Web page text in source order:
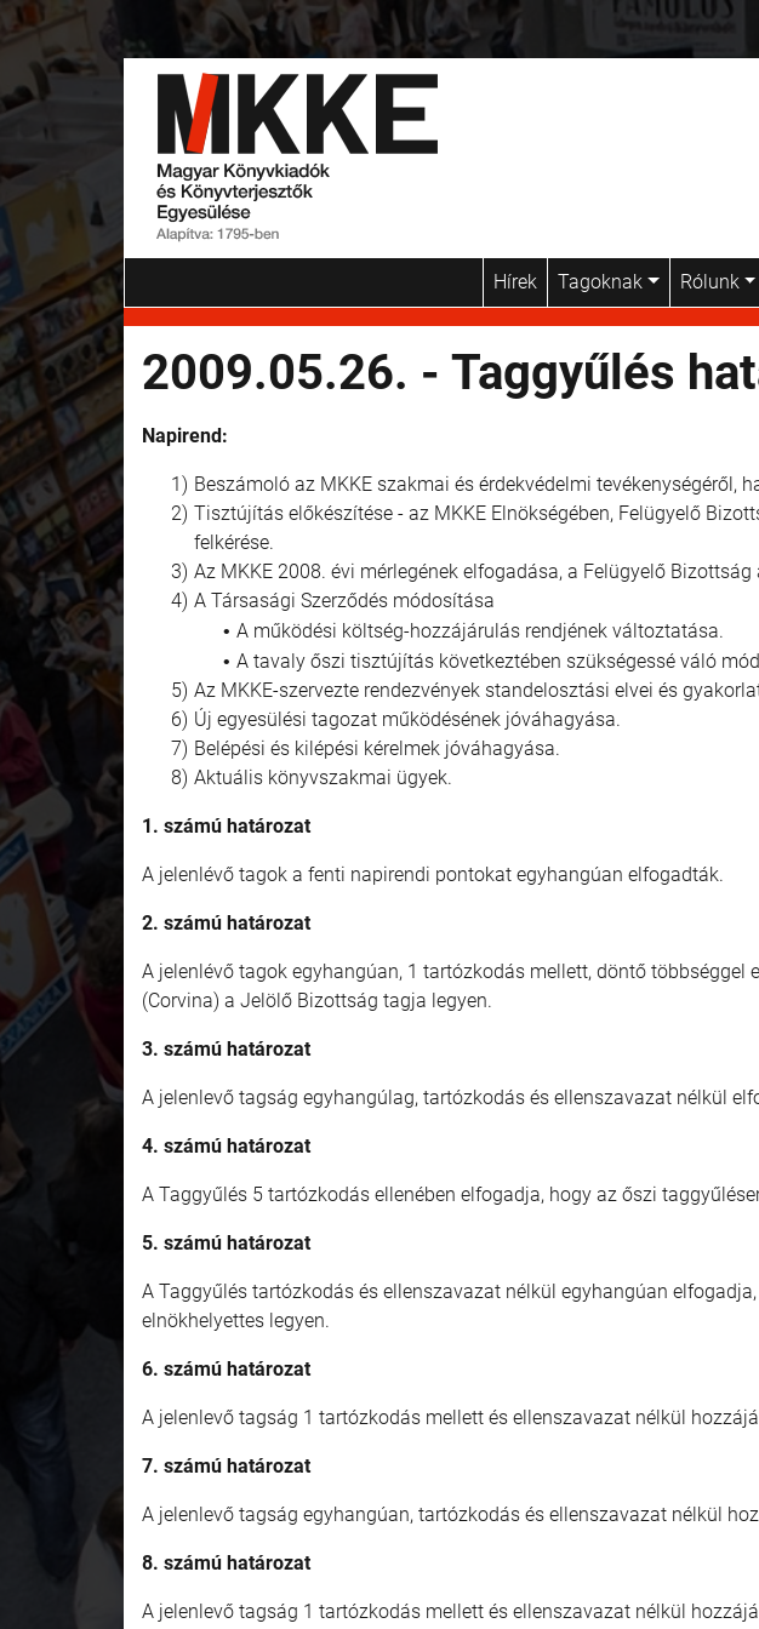
Hírek Tagoknak Rólunk
2009.05.26. - Taggyűlés
Napirend:
Beszámoló az MKKE szakmai és érdekvédelmi tevékenységéről,
Tisztújítás előkészítése - az MKKE Elnökségében, Felügyelő
felkérése.
Az MKKE 2008. évi mérlegének elfogadása, a Felügyelő
A Társasági Szerződés módosítása
A működési költség-hozzájárulás rendjének változtatása.
A tavaly őszi tisztújítás következtében szükségessé váló
Az MKKE-szervezte rendezvények standelosztási elvei és
Új egyesülési tagozat működésének jóváhagyása.
Belépési és kilépési kérelmek jóváhagyása.
Aktuális könyvszakmai ügyek.
1. számú határozat
A jelenlévő tagok a fenti napirendi pontokat egyhangúan elfogadták.
2. számú határozat
A jelenlévő tagok egyhangúan, 1 tartózkodás mellett, döntő
(Corvina) a Jelölő Bizottság tagja legyen.
3. számú határozat
A jelenlevő tagság egyhangúlag, tartózkodás és ellenszavazat nélkül
4. számú határozat
A Taggyűlés 5 tartózkodás ellenében elfogadja, hogy az őszi
5. számú határozat
A Taggyűlés tartózkodás és ellenszavazat nélkül egyhangúan
elnökhelyettes legyen.
6. számú határozat
A jelenlevő tagság 1 tartózkodás mellett és ellenszavazat nélkül
7. számú határozat
A jelenlevő tagság egyhangúan, tartózkodás és ellenszavazat nélkül
8. számú határozat
A jelenlevő tagság 1 tartózkodás mellett és ellenszavazat nélkül